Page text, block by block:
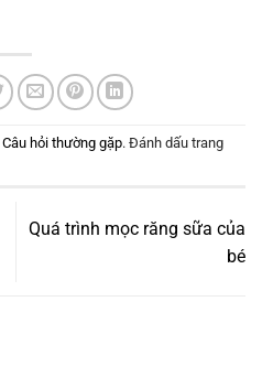
Câu hỏi thường gặp. Đánh dấu trang
Quá trình mọc răng sữa của
bé